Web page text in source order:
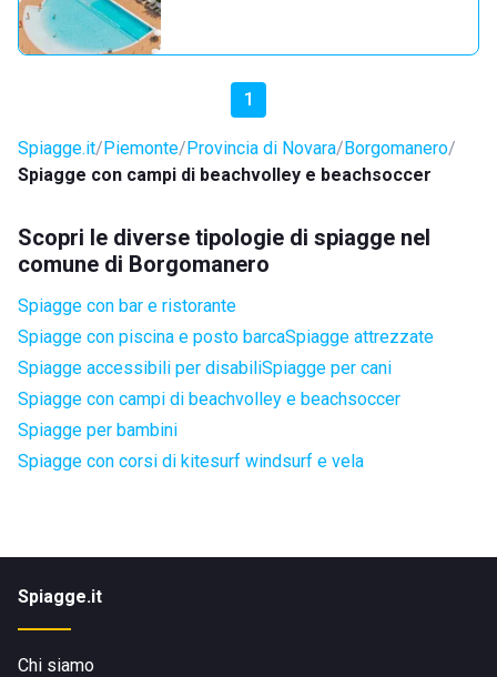
1
Spiagge.it Piemonte Provincia di Novara Borgomanero
Spiagge con campi di beachvolley e beachsoccer
Scopri le diverse tipologie di spiagge nel
comune di Borgomanero
Spiagge con bar e ristorante
Spiagge con piscina e posto barcaSpiagge attrezzate
Spiagge accessibili per disabiliSpiagge per cani
Spiagge con campi di beachvolley e beachsoccer
Spiagge per bambini
Spiagge con corsi di kitesurf windsurf e vela
Spiagge.it
Chi siamo